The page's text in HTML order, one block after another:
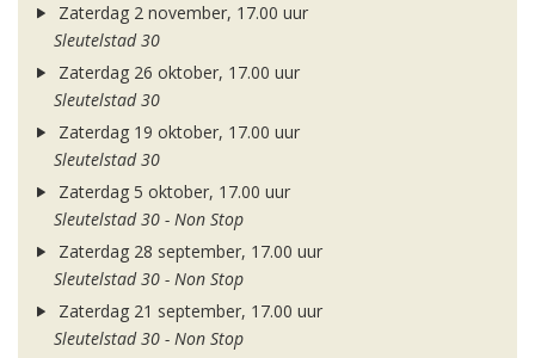
Zaterdag 2 november, 17.00 uur
Sleutelstad 30
Zaterdag 26 oktober, 17.00 uur
Sleutelstad 30
Zaterdag 19 oktober, 17.00 uur
Sleutelstad 30
Zaterdag 5 oktober, 17.00 uur
Sleutelstad 30 - Non Stop
Zaterdag 28 september, 17.00 uur
Sleutelstad 30 - Non Stop
Zaterdag 21 september, 17.00 uur
Sleutelstad 30 - Non Stop